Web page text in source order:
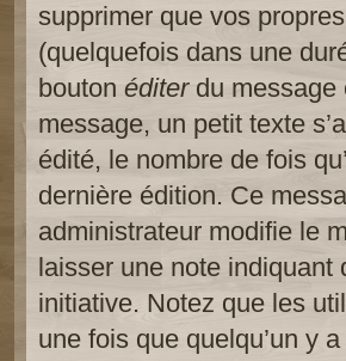
supprimer que vos
(quelquefois dans une
bouton éditerdu message
message, un petit texte
édité, le nombre de fois
dernière édition. Ce
administrateur modifie le
laisser une note indiquant
initiative. Notez que les
une fois que quelqu’un y